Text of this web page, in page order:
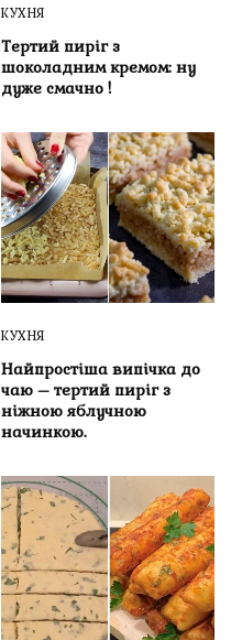
КУХНЯ
Тертий пиріг з
шоколадним кремом: ну
дуже смачно !
КУХНЯ
Найпростіша випічка до
чаю – тертий пиріг з
ніжною яблучною
начинкою.